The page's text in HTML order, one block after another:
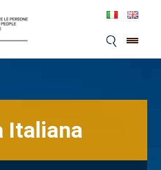
Italiana